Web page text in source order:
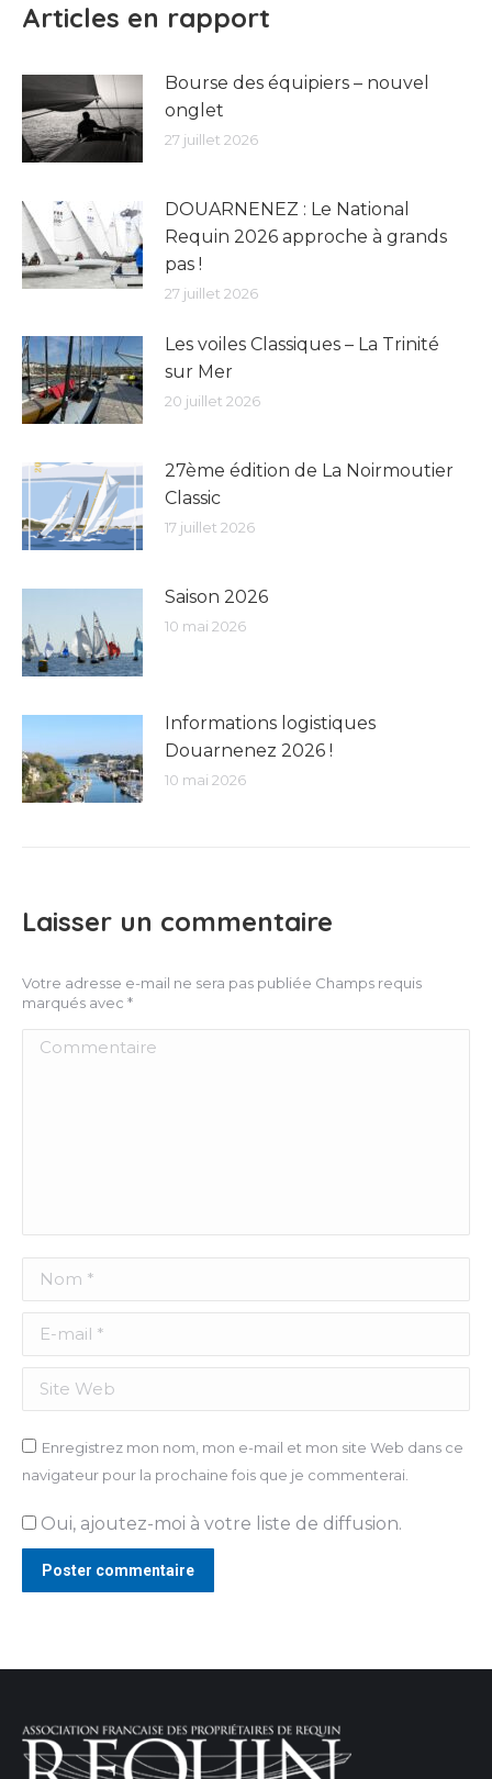
Articles en rapport
Bourse des équipiers – nouvel
onglet
27 juillet 2026
DOUARNENEZ : Le National
Requin 2026 approche à grands
pas !
27 juillet 2026
Les voiles Classiques – La Trinité
sur Mer
20 juillet 2026
27ème édition de La Noirmoutier
Classic
17 juillet 2026
Saison 2026
10 mai 2026
Informations logistiques
Douarnenez 2026 !
10 mai 2026
Laisser un commentaire
Votre adresse e-mail ne sera pas publiée Champs requis
marqués avec *
Commentaire
Nom *
E-mail *
Site Web
Enregistrez mon nom, mon e-mail et mon site Web dans ce
navigateur pour la prochaine fois que je commenterai.
Oui, ajoutez-moi à votre liste de diffusion.
Poster commentaire